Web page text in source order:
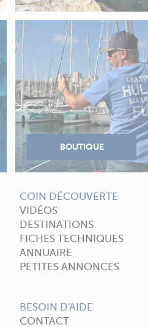
COIN DÉCOUVERTE
VIDÉOS
DESTINATIONS
FICHES TECHNIQUES
ANNUAIRE
PETITES ANNONCES
BESOIN D'AIDE
CONTACT